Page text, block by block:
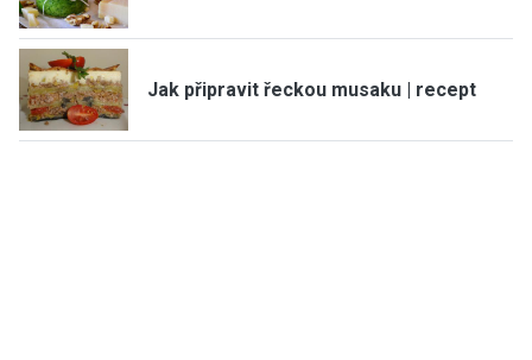
Jak připravit řeckou musaku | recept